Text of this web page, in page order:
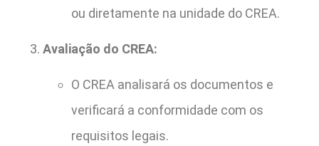
ou diretamente na unidade do CREA.
Avaliação do CREA:
O CREA analisará os documentos e
verificará a conformidade com os
requisitos legais.